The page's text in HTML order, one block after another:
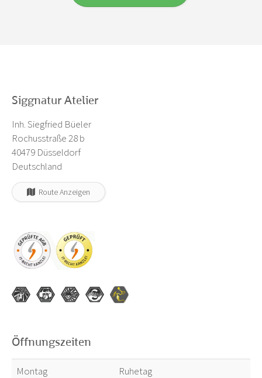
Siggnatur Atelier
Inh. Siegfried Büeler
Rochusstraße 28 b
40479 Düsseldorf
Deutschland
Route Anzeigen
Öffnungszeiten
Montag
Ruhetag